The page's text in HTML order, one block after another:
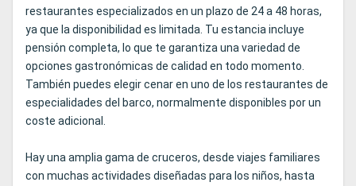
restaurantes especializados en un plazo de 24 a 48 horas,
ya que la disponibilidad es limitada. Tu estancia incluye
pensión completa, lo que te garantiza una variedad de
opciones gastronómicas de calidad en todo momento.
También puedes elegir cenar en uno de los restaurantes de
especialidades del barco, normalmente disponibles por un
coste adicional.
Hay una amplia gama de cruceros, desde viajes familiares
con muchas actividades diseñadas para los niños, hasta